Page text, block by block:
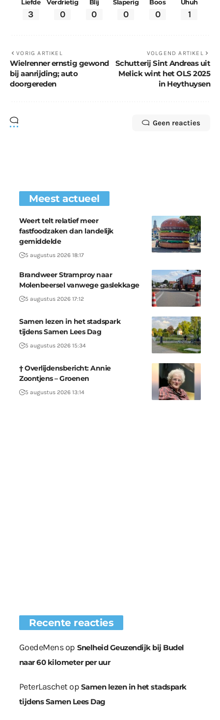
Liefde
3
Verdrietig
0
Blij
0
Slaperig
0
Boos
0
Uhuh
1
VORIG ARTIKEL
Wielrenner ernstig gewond
bij aanrijding; auto
doorgereden
VOLGEND ARTIKEL
Schutterij Sint Andreas uit
Melick wint het OLS 2025
in Heythuysen
Geen reacties
Meest actueel
Weert telt relatief meer
fastfoodzaken dan landelijk
gemiddelde
5 augustus 2026 18:17
Brandweer Stramproy naar
Molenbeersel vanwege gaslekkage
5 augustus 2026 17:12
Samen lezen in het stadspark
tijdens Samen Lees Dag
5 augustus 2026 15:34
† Overlijdensbericht: Annie
Zoontjens – Groenen
5 augustus 2026 13:14
Recente reacties
GoedeMensop Snelheid Geuzendijk bij Budel
naar 60 kilometer per uur
PeterLaschetop Samen lezen in het stadspark
tijdens Samen Lees Dag